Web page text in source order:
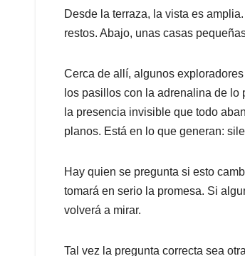
Desde la terraza, la vista es
restos. Abajo, unas casas
Cerca de allí, algunos
los pasillos con la adrenalina de
la presencia invisible que todo
planos. Está en lo que generan:
Hay quien se pregunta si esto
tomará en serio la promesa. Si
volverá a mirar.
Tal vez la pregunta correcta sea